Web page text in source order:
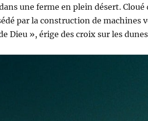
une ferme en plein désert.
par la construction de machines
Dieu », érige des croix sur les